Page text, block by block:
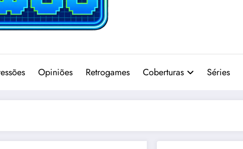
Opiniões Retrogames Coberturas Séries